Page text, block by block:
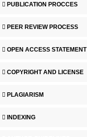
PUBLICATION PROCCES
PEER REVIEW PROCESS
OPEN ACCESS STATEMENT
COPYRIGHT AND LICENSE
PLAGIARISM
INDEXING